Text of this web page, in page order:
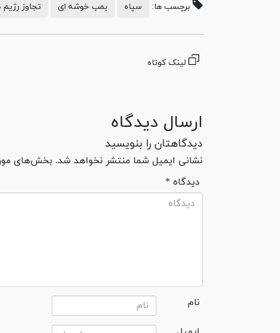
برچسب ها: سپاه بمب خوشه ای تجاوز
لینک کوتاه
ارسال دیدگاه
دیدگاهتان را بنویسید
نشانی ایمیل شما منتشر نخواهد شد. بخش‌های
* دیدگاه
نام